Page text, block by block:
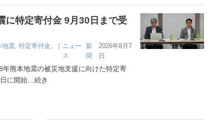
に特定寄付金 9月30日まで受
地震 特定寄付金 ｜ ニュー
ス
新
聞
2026年8月7
日
熊本地震の被災地支援に向けた特定寄
に開始 …続き